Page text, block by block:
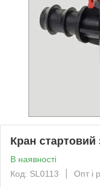
Кран стартовий
В наявності
Код: SL0113
Опт і